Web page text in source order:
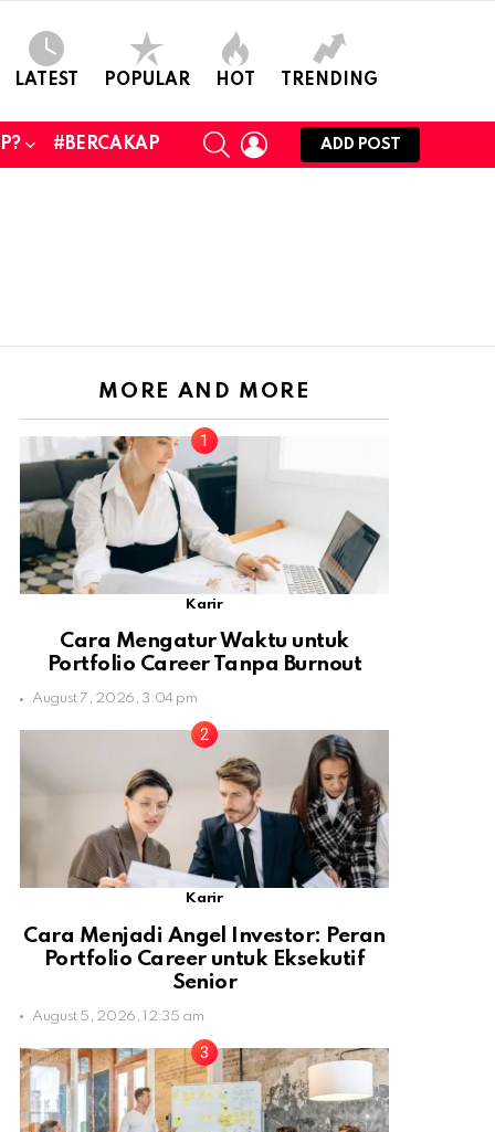
LATEST POPULAR HOT TRENDING
#BERCAKAP
SEARCHLOGIN
ADD POST
MORE AND MORE
Karir
Cara Mengatur Waktu untuk
Portfolio Career Tanpa Burnout
August 7, 2026, 3:04 pm
Karir
Cara Menjadi Angel Investor: Peran
Portfolio Career untuk Eksekutif
Senior
August 5, 2026, 12:35 am